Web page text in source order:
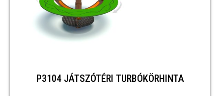
P3104 JÁTSZÓTÉRI TURBÓKÖRHINTA